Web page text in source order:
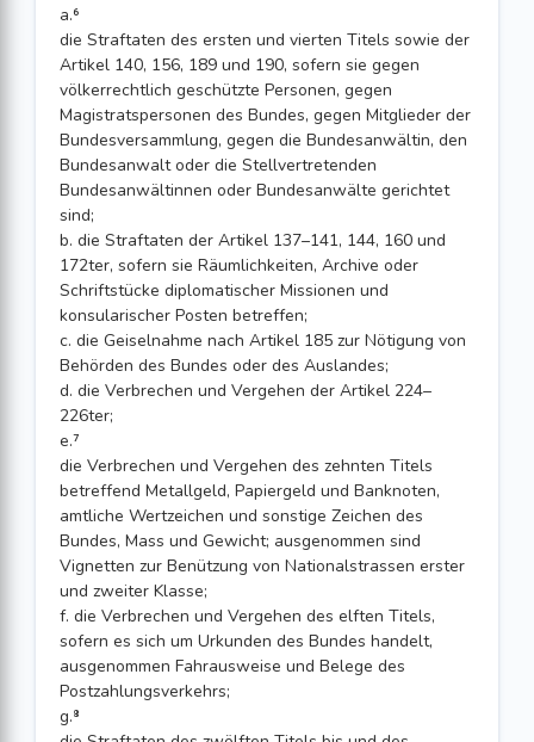
a.⁶
die Straftaten des ersten und vierten Titels sowie der
Artikel 140, 156, 189 und 190, sofern sie gegen
völkerrechtlich geschützte Personen, gegen
Magistratspersonen des Bundes, gegen Mitglieder der
Bundesversammlung, gegen die Bundesanwältin, den
Bundesanwalt oder die Stellvertretenden
Bundesanwältinnen oder Bundesanwälte gerichtet
sind;
b. die Straftaten der Artikel 137–141, 144, 160 und
172ter, sofern sie Räumlichkeiten, Archive oder
Schriftstücke diplomatischer Missionen und
konsularischer Posten betreffen;
c. die Geiselnahme nach Artikel 185 zur Nötigung von
Behörden des Bundes oder des Auslandes;
d. die Verbrechen und Vergehen der Artikel 224–
226ter;
e.⁷
die Verbrechen und Vergehen des zehnten Titels
betreffend Metallgeld, Papiergeld und Banknoten,
amtliche Wertzeichen und sonstige Zeichen des
Bundes, Mass und Gewicht; ausgenommen sind
Vignetten zur Benützung von Nationalstrassen erster
und zweiter Klasse;
f. die Verbrechen und Vergehen des elften Titels,
sofern es sich um Urkunden des Bundes handelt,
ausgenommen Fahrausweise und Belege des
Postzahlungsverkehrs;
g.⁸